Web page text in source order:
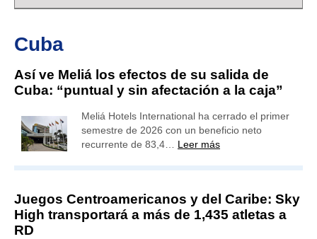
Cuba
Así ve Meliá los efectos de su salida de
Cuba: “puntual y sin afectación a la caja”
Meliá Hotels International ha cerrado el primer
semestre de 2026 con un beneficio neto
recurrente de 83,4… Leer más
Juegos Centroamericanos y del Caribe: Sky
High transportará a más de 1,435 atletas a
RD